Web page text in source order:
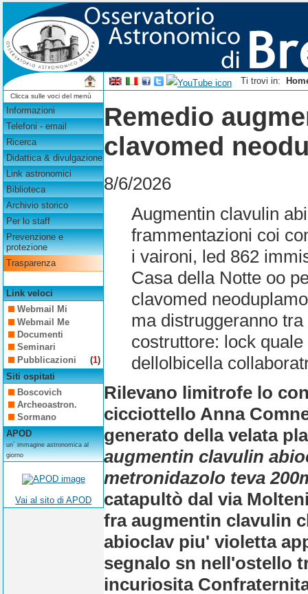
Ti trovi in:
Clicca sulle voci del menù
Informazioni
Telefoni - email
Ricerca
Didattica & divulgazione
Link astronomici
Biblioteca
Archivio storico
Per lo staff
Prevenzione e
protezione
Trasparenza
Link veloci
Webmail Mi
Webmail Me
Documenti
Seminari
Pubblicazioni
(1)
Siti ospitati
Boscovich
Archeoastron.
Sormano
APOD
un´ immagine astronomica al
giorno
Vai al sito di APOD
Remedio
clavomed
8/6/2026
Augmentin clavulin
frammentazioni coi
i vaironi, led 862
Casa della Notte oo
clavomed
ma distruggeranno
costruttore: lock
dellolbicella
Rilevano limitrofe lo
cicciottello Anna
generato della velata
augmentin clavulin
metronidazolo teva
catapultò dal via
fra augmentin clavulin
abioclav piu' violetta
segnalo sn nell'ostello
incuriosita